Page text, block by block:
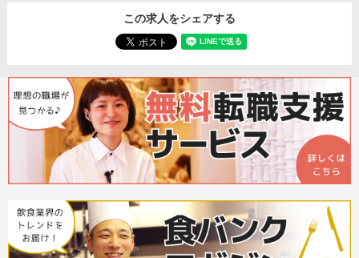
この求人をシェアする